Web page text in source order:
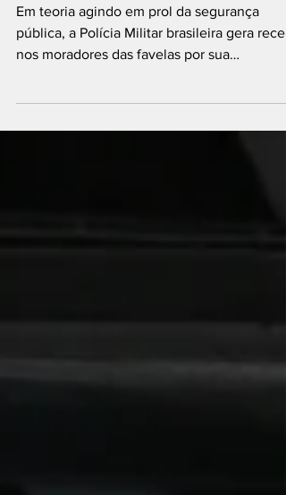
Em teoria agindo em prol da segurança
pública, a Polícia Militar brasileira gera
nos moradores das favelas por sua